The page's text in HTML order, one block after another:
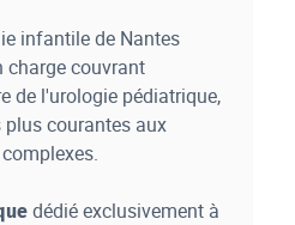
infantile de Nantes
charge couvrant
de l'urologie pédiatrique,
courantes aux
dédié exclusivement à